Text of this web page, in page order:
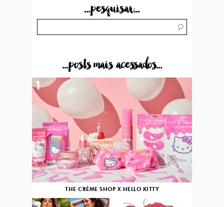
...pesquisar...
...posts mais acessados...
THE CRÈME SHOP X HELLO KITTY
1